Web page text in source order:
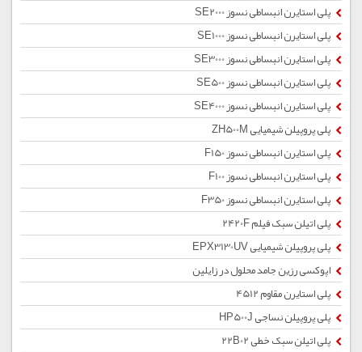
پلی استایرن انبساطی نسوز SE2000
پلی استایرن انبساطی نسوز SE1000
پلی استایرن انبساطی نسوز SE3000
پلی استایرن انبساطی نسوز SE500
پلی استایرن انبساطی نسوز SE4000
پلی پروپیلن شیمیایی ZH500M
پلی استایرن انبساطی نسوز F150
پلی استایرن انبساطی نسوز F100
پلی استایرن انبساطی نسوز F350
پلی اتیلن سبک فیلم 2420F
پلی پروپیلن شیمیایی EPX3130UV
اپوکسی رزین جامد محلول در زایلین
پلی استایرن مقاوم 4512
پلی پروپیلن نساجی HP500J
پلی اتیلن سبک خطی 22B02